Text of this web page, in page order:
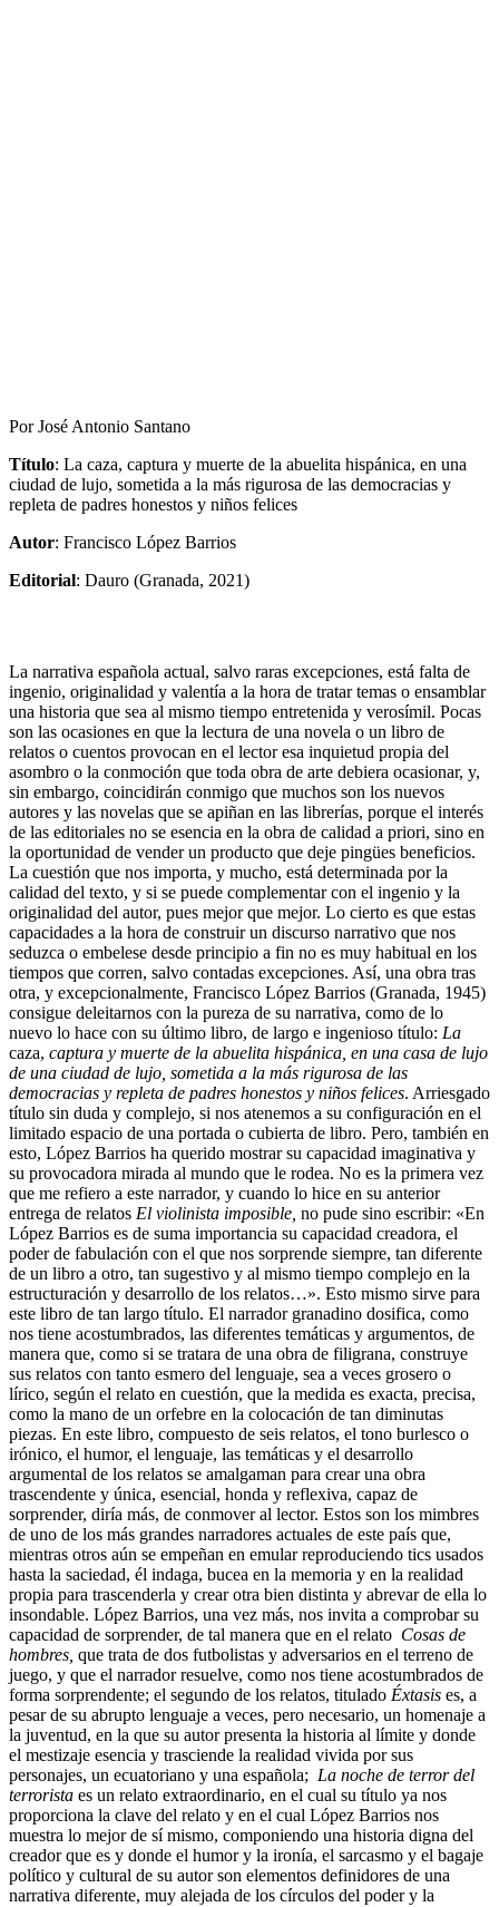
Por José Antonio Santano
Título: La caza, captura y muerte de la abuelita hispánica, en una
ciudad de lujo, sometida a la más rigurosa de las democracias y
repleta de padres honestos y niños felices
Autor: Francisco López Barrios
Editorial: Dauro (Granada, 2021)
La narrativa española actual, salvo raras excepciones, está falta de
ingenio, originalidad y valentía a la hora de tratar temas o ensamblar
una historia que sea al mismo tiempo entretenida y verosímil. Pocas
son las ocasiones en que la lectura de una novela o un libro de
relatos o cuentos provocan en el lector esa inquietud propia del
asombro o la conmoción que toda obra de arte debiera ocasionar, y,
sin embargo, coincidirán conmigo que muchos son los nuevos
autores y las novelas que se apiñan en las librerías, porque el interés
de las editoriales no se esencia en la obra de calidad a priori, sino en
la oportunidad de vender un producto que deje pingües beneficios.
La cuestión que nos importa, y mucho, está determinada por la
calidad del texto, y si se puede complementar con el ingenio y la
originalidad del autor, pues mejor que mejor. Lo cierto es que estas
capacidades a la hora de construir un discurso narrativo que nos
seduzca o embelese desde principio a fin no es muy habitual en los
tiempos que corren, salvo contadas excepciones. Así, una obra tras
otra, y excepcionalmente, Francisco López Barrios (Granada, 1945)
consigue deleitarnos con la pureza de su narrativa, como de lo
nuevo lo hace con su último libro, de largo e ingenioso título: La
caza, captura y muerte de la abuelita hispánica, en una casa de lujo
de una ciudad de lujo, sometida a la más rigurosa de las
democracias y repleta de padres honestos y niños felices. Arriesgado
título sin duda y complejo, si nos atenemos a su configuración en el
limitado espacio de una portada o cubierta de libro. Pero, también en
esto, López Barrios ha querido mostrar su capacidad imaginativa y
su provocadora mirada al mundo que le rodea. No es la primera vez
que me refiero a este narrador, y cuando lo hice en su anterior
entrega de relatos El violinista imposible, no pude sino escribir: «En
López Barrios es de suma importancia su capacidad creadora, el
poder de fabulación con el que nos sorprende siempre, tan diferente
de un libro a otro, tan sugestivo y al mismo tiempo complejo en la
estructuración y desarrollo de los relatos…». Esto mismo sirve para
este libro de tan largo título. El narrador granadino dosifica, como
nos tiene acostumbrados, las diferentes temáticas y argumentos, de
manera que, como si se tratara de una obra de filigrana, construye
sus relatos con tanto esmero del lenguaje, sea a veces grosero o
lírico, según el relato en cuestión, que la medida es exacta, precisa,
como la mano de un orfebre en la colocación de tan diminutas
piezas. En este libro, compuesto de seis relatos, el tono burlesco o
irónico, el humor, el lenguaje, las temáticas y el desarrollo
argumental de los relatos se amalgaman para crear una obra
trascendente y única, esencial, honda y reflexiva, capaz de
sorprender, diría más, de conmover al lector. Estos son los mimbres
de uno de los más grandes narradores actuales de este país que,
mientras otros aún se empeñan en emular reproduciendo tics usados
hasta la saciedad, él indaga, bucea en la memoria y en la realidad
propia para trascenderla y crear otra bien distinta y abrevar de ella lo
insondable. López Barrios, una vez más, nos invita a comprobar su
capacidad de sorprender, de tal manera que en el relato Cosas de
hombres, que trata de dos futbolistas y adversarios en el terreno de
juego, y que el narrador resuelve, como nos tiene acostumbrados de
forma sorprendente; el segundo de los relatos, titulado Éxtasis es, a
pesar de su abrupto lenguaje a veces, pero necesario, un homenaje a
la juventud, en la que su autor presenta la historia al límite y donde
el mestizaje esencia y trasciende la realidad vivida por sus
personajes, un ecuatoriano y una española; La noche de terror del
terrorista es un relato extraordinario, en el cual su título ya nos
proporciona la clave del relato y en el cual López Barrios nos
muestra lo mejor de sí mismo, componiendo una historia digna del
creador que es y donde el humor y la ironía, el sarcasmo y el bagaje
político y cultural de su autor son elementos definidores de una
narrativa diferente, muy alejada de los círculos del poder y la